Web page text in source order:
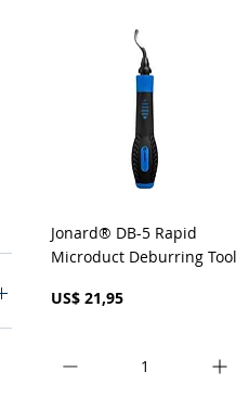
Visualização rápida
Jonard® DB-5 Rapid
Microduct Deburring Tool
Preço
US$ 21,95